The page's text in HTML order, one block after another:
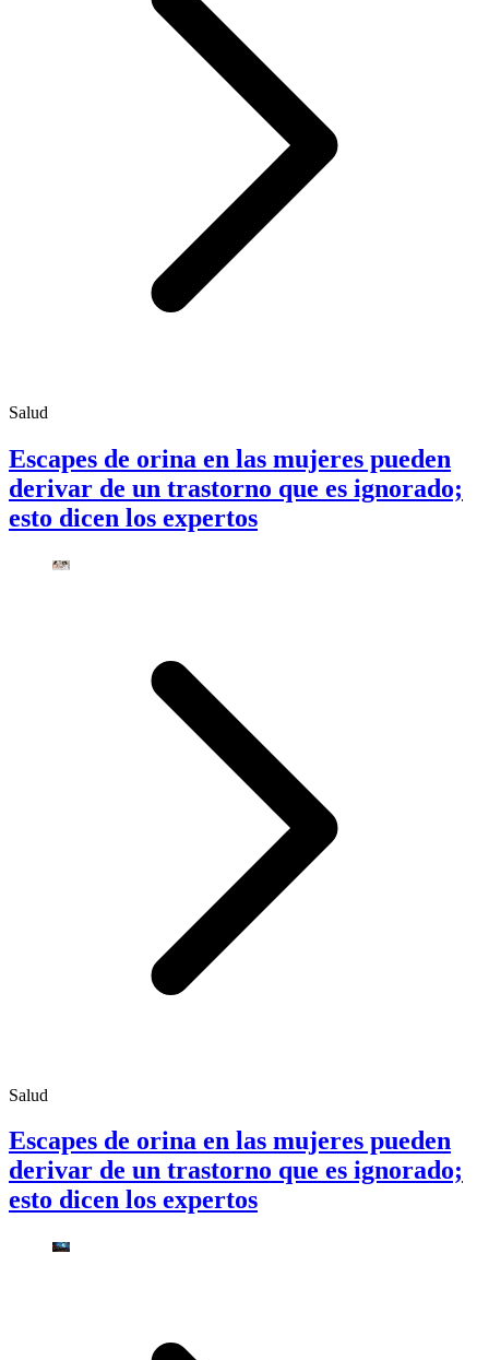
Salud
Escapes de orina en las mujeres pueden
derivar de un trastorno que es ignorado;
esto dicen los expertos
Salud
Escapes de orina en las mujeres pueden
derivar de un trastorno que es ignorado;
esto dicen los expertos